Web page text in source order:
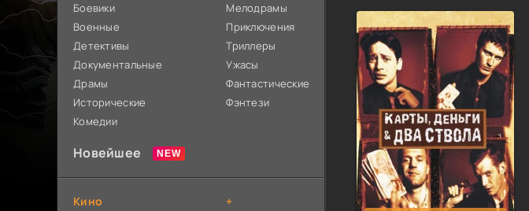
Боевики
Военные
Детективы
Документальные
Драмы
Исторические
Комедии
Мелодрамы
Приключения
Триллеры
Ужасы
Фантастические
Фэнтези
Новейшее
Кино +